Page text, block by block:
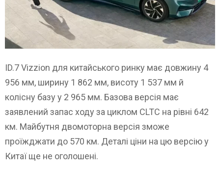
ID.7 Vizzion для китайського ринку має довжину 4
956 мм, ширину 1 862 мм, висоту 1 537 мм й
колісну базу у 2 965 мм. Базова версія має
заявлений запас ходу за циклом CLTC на рівні 642
км. Майбутня двомоторна версія зможе
проїжджати до 570 км. Деталі ціни на цю версію у
Китаї ще не оголошені.